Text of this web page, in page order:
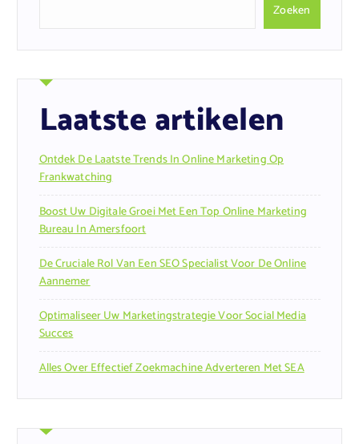
Zoeken
Laatste artikelen
Ontdek De Laatste Trends In Online Marketing Op
Frankwatching
Boost Uw Digitale Groei Met Een Top Online Marketing
Bureau In Amersfoort
De Cruciale Rol Van Een SEO Specialist Voor De Online
Aannemer
Optimaliseer Uw Marketingstrategie Voor Social Media
Succes
Alles Over Effectief Zoekmachine Adverteren Met SEA